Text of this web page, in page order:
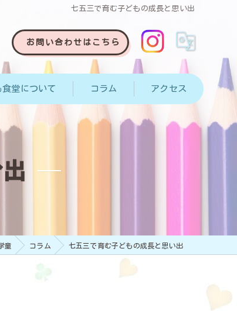
七五三で育む子どもの成長と思い出
お問い合わせはこちら
食堂について コラム アクセス
童 コラム 七五三で育む子どもの成長と思い出